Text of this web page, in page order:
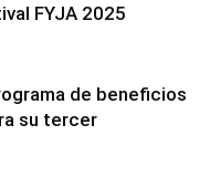
FYJA 2025
de beneficios
su tercer